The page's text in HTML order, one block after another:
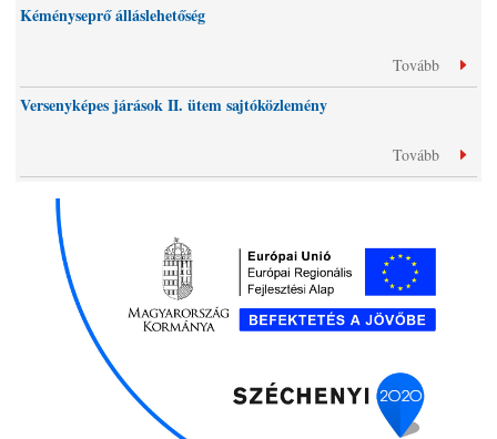
Kéményseprő álláslehetőség
Tovább
Versenyképes járások II. ütem sajtóközlemény
Tovább